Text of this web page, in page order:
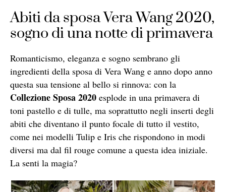
Abiti da sposa Vera Wang 2020,
sogno di una notte di primavera
Romanticismo, eleganza e sogno sembrano gli
ingredienti della sposa di Vera Wang e anno dopo anno
questa sua tensione al bello si rinnova: con la
Collezione Sposa 2020 esplode in una primavera di
toni pastello e di tulle, ma soprattutto negli inserti degli
abiti che diventano il punto focale di tutto il vestito,
come nei modelli Tulip e Iris che rispondono in modi
diversi ma dal fil rouge comune a questa idea iniziale.
La senti la magia?